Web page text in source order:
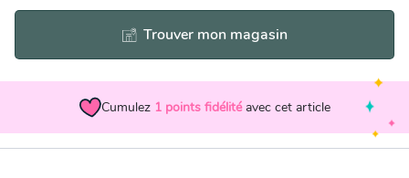
Trouver mon magasin
Cumulez 1 points fidélité avec cet article